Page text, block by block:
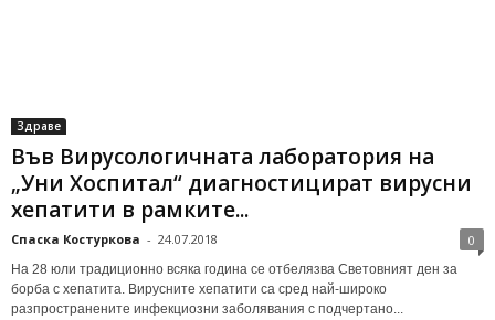
Здраве
Във Вирусологичната лаборатория на
„Уни Хоспитал“ диагностицират вирусни
хепатити в рамките...
Спаска Костуркова - 24.07.2018 0
На 28 юли традиционно всяка година се отбелязва Световният ден за
борба с хепатита. Вирусните хепатити са сред най-широко
разпространените инфекциозни заболявания с подчертано...